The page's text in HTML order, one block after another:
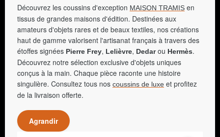
Découvrez les coussins d'exception MAISON TRAMIS en
tissus de grandes maisons d'édition. Destinées aux
amateurs d'objets rares et de beaux textiles, nos créations
haut de gamme valorisent l'artisanat français à travers des
étoffes signées Pierre Frey, Lelièvre, Dedarou Hermès.
Découvrez notre sélection exclusive d'objets uniques
conçus à la main. Chaque pièce raconte une histoire
singulière. Consultez tous nos coussins de luxe et profitez
de la livraison offerte.
Agrandir